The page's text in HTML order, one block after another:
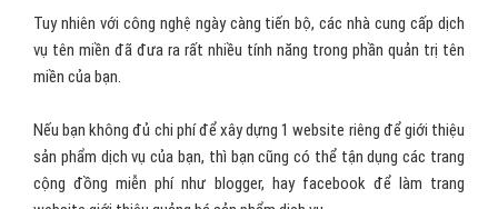
Nói ngắn gọn hơn đó là, khi bạn đã sở hữu một tên miền riêng, bạn
có thể trỏ về địa chỉ lưu trữ website (nơi bạn đã có bộ mã nguồn
website) để người dùng/ bạn bè/khách hàng có thể truy cập được
Tên miền chỉ dẫn về các trang cộng đồng, blog, facebook,
google+ ...